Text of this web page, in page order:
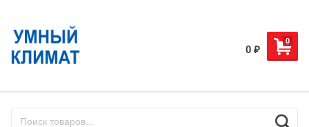
0
0 ₽